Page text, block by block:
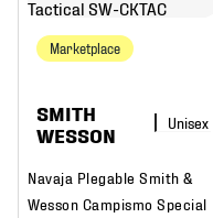
Marketplace
SMITH
WESSON
Navaja Plegable Smith &
Wesson Campismo Special